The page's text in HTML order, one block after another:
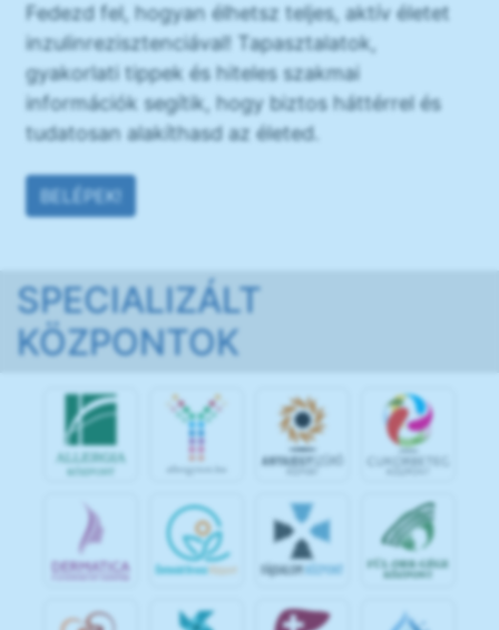
Fedezd fel, hogyan élhetsz teljes, aktív életet
inzulinrezisztenciával! Tapasztalatok,
gyakorlati tippek és hiteles szakmai
információk segítik, hogy biztos háttérrel és
tudatosan alakíthasd az életed.
BELÉPEK!
SPECIALIZÁLT
KÖZPONTOK